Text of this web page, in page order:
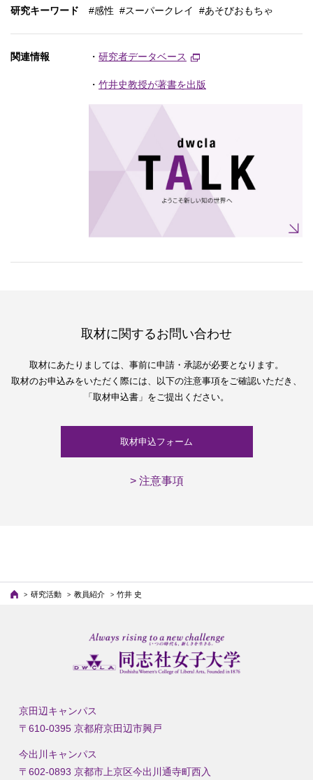
研究キーワード #感性 #スーパークレイ #あそびおもちゃ
関連情報 ・ 研究者データベース
・ 竹井史教授が著書を出版
取材に関するお問い合わせ
取材にあたりましては、 事前に申請・承認が必要となります。
取材のお申込みをいただく際には、
以下の注意事項をご確認いただき、
「取材申込書」をご提出ください。
取材申込フォーム
> 注意事項
研究活動 教員紹介 竹井 史
京田辺キャンパス
〒610-0395 京都府京田辺市興戸
今出川キャンパス
〒602-0893 京都市上京区今出川通寺町西入